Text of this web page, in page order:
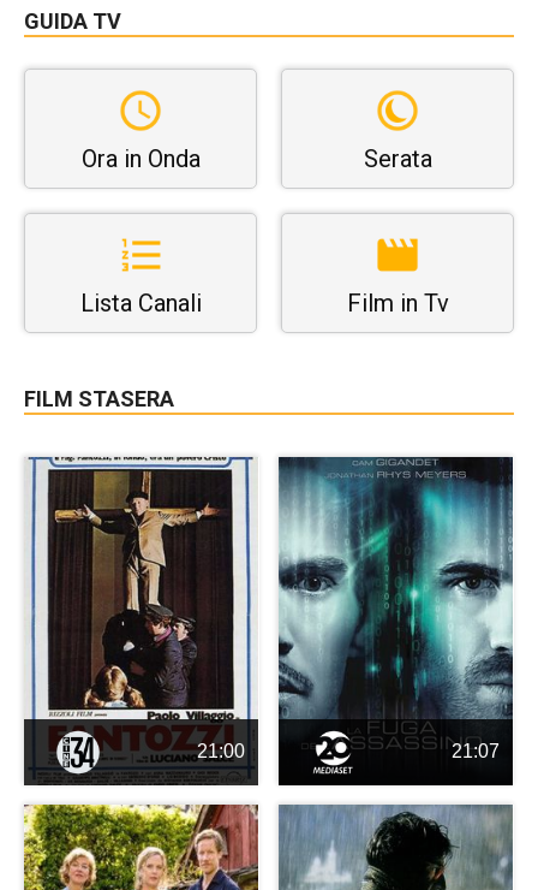
GUIDA TV
Ora in Onda Serata
Lista Canali Film in Tv
FILM STASERA
21:00 21:07